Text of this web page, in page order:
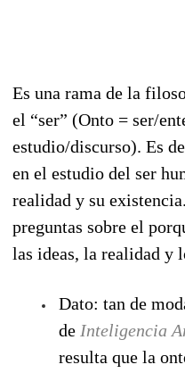
Es una rama de la
el “ser” (Onto = ser/
estudio/discurso). Es
en el estudio del ser
realidad y su
preguntas sobre el
las ideas, la realidad y
Dato: tan de
de Inteligencia
resulta que la